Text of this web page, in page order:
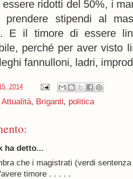
essere ridotti del 50%, i
prendere stipendi al
E il timore di essere
perché per aver visto
fannulloni, ladri,
2014
Attualità, Briganti, politica
ha detto...
che i magistrati (verdi
timore . . . . .